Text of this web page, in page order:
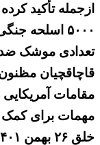
ازجمله تأکید
قاچاقچیان
مقامات
مهمات برای کمک
خلق ۲۶ بهمن ۱۴۰۱)